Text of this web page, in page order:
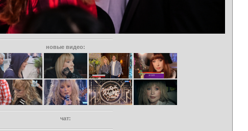
новые видео:
чат: